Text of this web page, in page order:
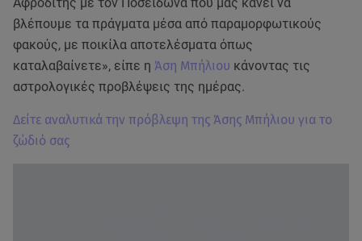
βλέπουμε τα πράγματα μέσα από παραμορφωτικούς
φακούς, με ποικίλα αποτελέσματα όπως
καταλαβαίνετε», είπε η Άση Μπήλιου κάνοντας τις
αστρολογικές προβλέψεις της ημέρας.
Δείτε αναλυτικά την πρόβλεψη της Άσης Μπήλιου για το
ζώδιό σας